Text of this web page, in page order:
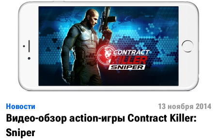
Новости 13 ноября 2014
Видео-обзор action-игры Contract Killer:
Sniper